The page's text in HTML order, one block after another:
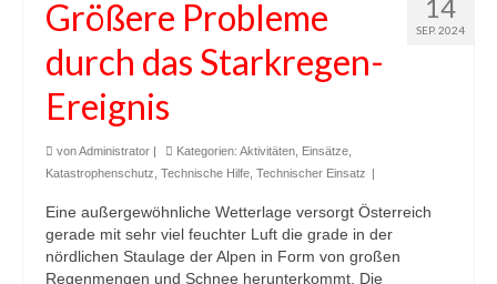
14
SEP. 2024
Größere Probleme
durch das Starkregen-
Ereignis
vonAdministrator | Kategorien: Aktivitäten Einsätze
Katastrophenschutz Technische Hilfe Technischer Einsatz |
Eine außergewöhnliche Wetterlage versorgt Österreich
gerade mit sehr viel feuchter Luft die grade in der
nördlichen Staulage der Alpen in Form von großen
Regenmengen und Schnee herunterkommt. Die